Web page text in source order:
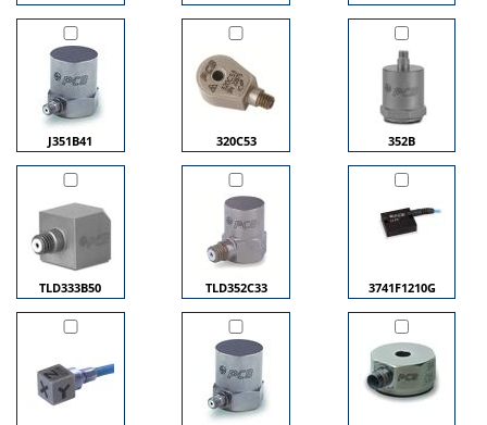
J351B41 320C53 352B
TLD333B50 TLD352C33 3741F1210G